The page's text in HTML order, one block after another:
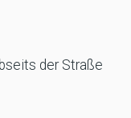
der Straße